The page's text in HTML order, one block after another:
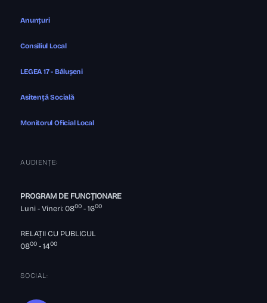
Anunțuri
Consiliul Local
LEGEA 17 - Bălușeni
Asitență Socială
Monitorul Oficial Local
AUDIENȚE:
PROGRAM DE FUNCȚIONARE
Luni - Vineri: 0800 - 1600
RELAȚII CU PUBLICUL
0800 - 1400
SOCIAL: